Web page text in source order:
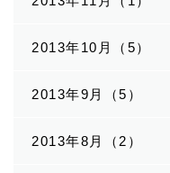
2013年10月（5）
2013年9月（5）
2013年8月（2）